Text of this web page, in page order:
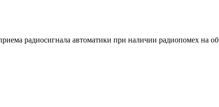
радиосигнала автоматики при наличии радиопомех на